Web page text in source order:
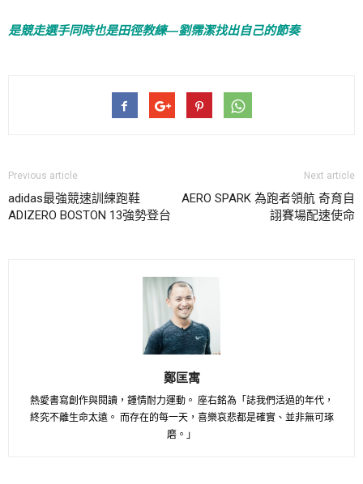
是競走選手同時也是田徑教練—劉霈潔找出自己的節奏
Previous article
adidas最強競速訓練跑鞋
ADIZERO BOSTON 13強勢登台
Next article
AERO SPARK 為跑者領航 奇育自
詡賽場配速使命
鄭匡寓
熱愛書寫創作與閱讀，鍾情耐力運動。 座右銘為「誌我們活過的年代，
終究不離生命太遠。 而存在的每一天，喜樂哀悲都是確實、並非無可琢
磨。」